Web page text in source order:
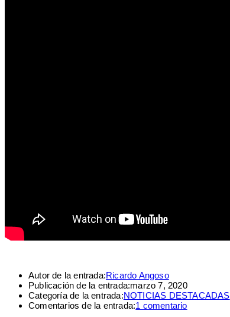
Autor de la entrada:Ricardo Angoso
Publicación de la entrada:marzo 7, 2020
Categoría de la entrada:NOTICIAS DESTACADAS
Comentarios de la entrada:1 comentario